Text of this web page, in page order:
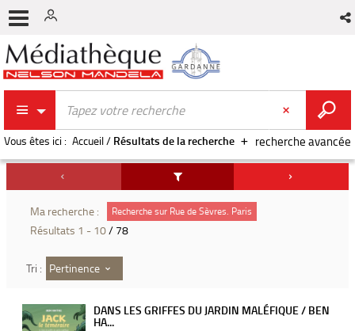
recherche avancée
Vous êtes ici : Accueil/ Résultats de la recherche
Ma recherche : Recherche sur Rue de Sèvres. Paris
Résultats 1 - 10/ 78
Tri : Pertinence
DANS LES GRIFFES DU JARDIN MALÉFIQUE / BEN
HA...